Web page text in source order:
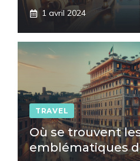
1 avril 2024
TRAVEL
Où se trouvent
emblématiques